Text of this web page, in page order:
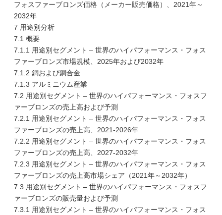
フォスファーブロンズ価格（メーカー販売価格）、2021年～
2032年
7 用途別分析
7.1 概要
7.1.1 用途別セグメント – 世界のハイパフォーマンス・フォス
ファーブロンズ市場規模、2025年および2032年
7.1.2 銅および銅合金
7.1.3 アルミニウム産業
7.2 用途別セグメント – 世界のハイパフォーマンス・フォスフ
ァーブロンズの売上高および予測
7.2.1 用途別セグメント – 世界のハイパフォーマンス・フォス
ファーブロンズの売上高、2021-2026年
7.2.2 用途別セグメント – 世界のハイパフォーマンス・フォス
ファーブロンズの売上高、2027-2032年
7.2.3 用途別セグメント – 世界のハイパフォーマンス・フォス
ファーブロンズの売上高市場シェア（2021年～2032年）
7.3 用途別セグメント – 世界のハイパフォーマンス・フォスフ
ァーブロンズの販売量および予測
7.3.1 用途別セグメント – 世界のハイパフォーマンス・フォス